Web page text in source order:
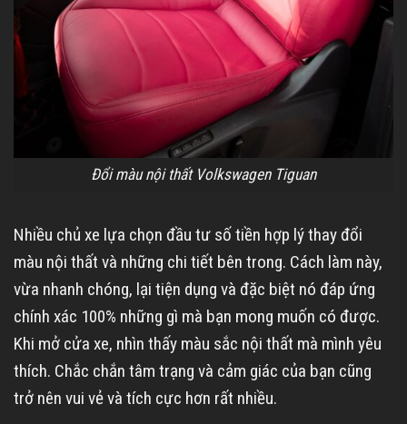
Đổi màu nội thất Volkswagen Tiguan
Nhiều chủ xe lựa chọn đầu tư số tiền hợp lý thay đổi
màu nội thất và những chi tiết bên trong. Cách làm này,
vừa nhanh chóng, lại tiện dụng và đặc biệt nó đáp ứng
chính xác 100% những gì mà bạn mong muốn có được.
Khi mở cửa xe, nhìn thấy màu sắc nội thất mà mình yêu
thích. Chắc chắn tâm trạng và cảm giác của bạn cũng
trở nên vui vẻ và tích cực hơn rất nhiều.